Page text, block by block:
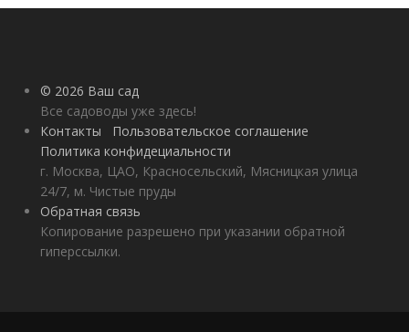
© 2026 Ваш сад
Все садоводы уже здесь!
Контакты
Пользовательское соглашение
Политика конфидециальности
г. Москва, ЦАО, Красносельский, Мясницкая улица
24/7, м. Чистые пруды
Обратная связь
Копирование разрешено при указании обратной
гиперссылки.